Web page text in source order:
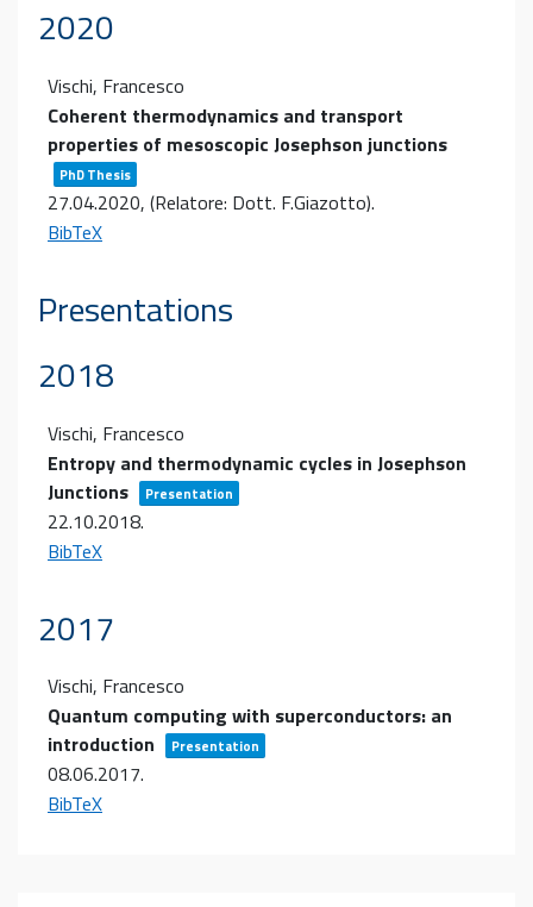
2020
Vischi, Francesco
Coherent thermodynamics and transport
properties of mesoscopic Josephson junctions
PhD Thesis
27.04.2020, (Relatore: Dott. F.Giazotto).
BibTeX
Presentations
2018
Vischi, Francesco
Entropy and thermodynamic cycles in Josephson
Junctions
Presentation
22.10.2018.
BibTeX
2017
Vischi, Francesco
Quantum computing with superconductors: an
introduction
Presentation
08.06.2017.
BibTeX